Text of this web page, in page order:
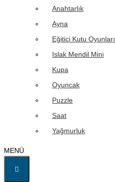
Anahtarlık
Ayna
Eğitici Kutu Oyunları
Islak Mendil Mini
Kupa
Oyuncak
Puzzle
Saat
Yağmurluk
MENÜ